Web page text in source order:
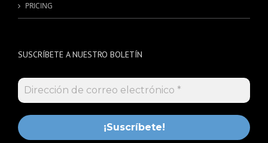
PRICING
SUSCRÍBETE A NUESTRO BOLETÍN